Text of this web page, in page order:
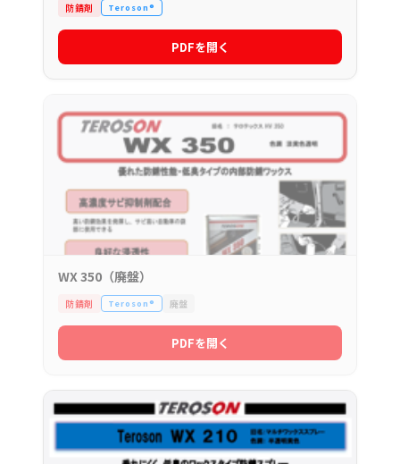
防錆剤 Teroson®
PDFを開く
WX 350（廃盤）
防錆剤 Teroson® 廃盤
PDFを開く